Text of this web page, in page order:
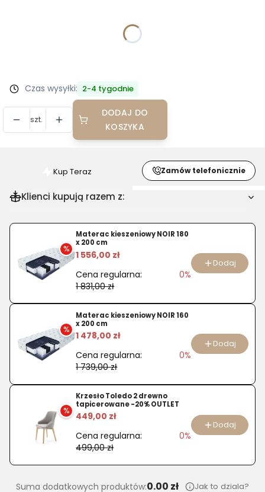
Czas wysyłki: 2-4 tygodnie
szt.
DODAJ DO
KOSZYKA
Szybki
zakup
dla
produktu
Fotel
biurowy
Taktik
RTS
Activ1
ekoskóra
zmywalna
Kup Teraz Zamów telefonicznie
Klienci kupują razem z:
%
Materac kieszeniowy NOIR 180
x 200 cm
1 556,00 zł
Cena regularna:
1 831,00 zł
0%
Dodaj
%
Materac kieszeniowy NOIR 160
x 200 cm
1 478,00 zł
Cena regularna:
1 739,00 zł
0%
Dodaj
%
Krzesło Toledo 2 drewno
tapicerowane -20% OUTLET
449,00 zł
Cena regularna:
499,00 zł
0%
Dodaj
Suma dodatkowych produktów:0.00 zł Jak to dziala?